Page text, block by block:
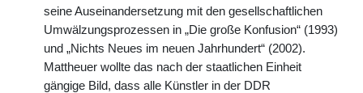
seine Auseinandersetzung mit den gesellschaftlichen
Umwälzungsprozessen in „Die große Konfusion“ (1993)
und „Nichts Neues im neuen Jahrhundert“ (2002).
Mattheuer wollte das nach der staatlichen Einheit
gängige Bild, dass alle Künstler in der DDR